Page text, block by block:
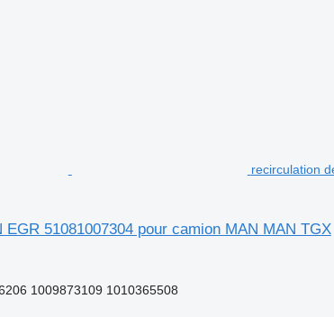
recirculation
51081007304 pour camion MAN MAN TGX
1009873109 1010365508